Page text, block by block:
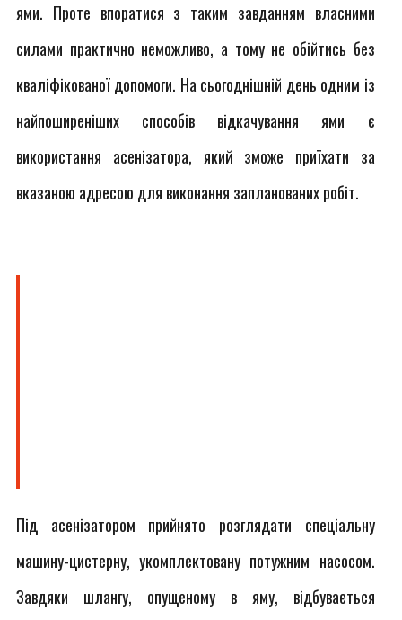
ями. Проте впоратися з таким завданням власними
силами практично неможливо, а тому не обійтись без
кваліфікованої допомоги. На сьогоднішній день одним із
найпоширеніших способів відкачування ями є
використання асенізатора, який зможе приїхати за
вказаною адресою для виконання запланованих робіт.
Під асенізатором прийнято розглядати спеціальну
машину-цистерну, укомплектовану потужним насосом.
Завдяки шлангу, опущеному в яму, відбувається